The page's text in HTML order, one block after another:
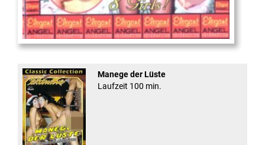
Sugar Walls #24
Manege der Lüste
Laufzeit 100 min.